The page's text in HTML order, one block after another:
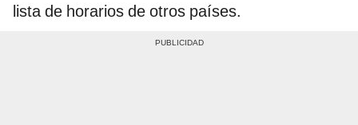
lista de horarios de otros países.